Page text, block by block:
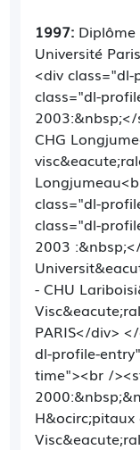
1997:
Université
<div
class="dl-
CHG
class="dl-
class="dl-
2003
- CHU
PARIS</div>
dl-profile-
time"><br /
H&ocirc;pitaux